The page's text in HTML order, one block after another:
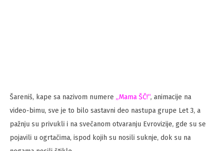
Šareniš, kape sa nazivom numere „Mama ŠČ!“, animacije na
video-bimu, sve je to bilo sastavni deo nastupa grupe Let 3, a
pažnju su privukli i na svečanom otvaranju Evrovizije, gde su se
pojavili u ogrtačima, ispod kojih su nosili suknje, dok su na